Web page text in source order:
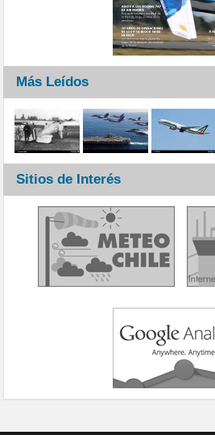
Más Leídos
Sitios de Interés